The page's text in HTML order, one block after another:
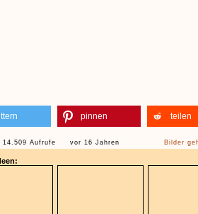
pinnen teilen
14.509 Aufrufe vor 16 Jahren Bilder